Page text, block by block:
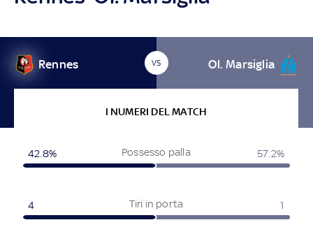
Rennes VS Ol. Marsiglia
I NUMERI DEL MATCH
Possesso palla
42.8% 57.2%
Tiri in porta
4 1